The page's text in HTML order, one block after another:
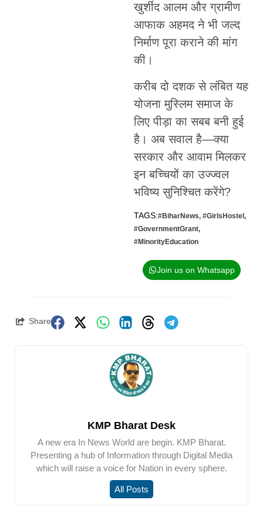
खुर्शीद आलम और ग्रामीण
आफाक अहमद ने भी जल्द
निर्माण पूरा कराने की मांग
की।
करीब दो दशक से लंबित यह
योजना मुस्लिम समाज के
लिए पीड़ा का सबब बनी हुई
है। अब सवाल है—क्या
सरकार और आवाम मिलकर
इन बच्चियों का उज्ज्वल
भविष्य सुनिश्चित करेंगे?
TAGS:#BiharNews, #GirlsHostel ,
#GovernmentGrant,
#MinorityEducation
Join us on Whatsapp
Share
KMP Bharat Desk
A new era In News World are begin. KMP Bharat.
Presenting a hub of Information through Digital Media
which will raise a voice for Nation in every sphere.
All Posts